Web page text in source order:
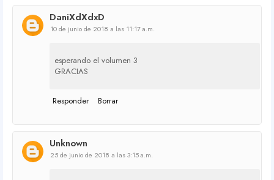
DaniXdXdxD
10 de junio de 2018 a las 11:17 a.m.
esperando el volumen 3
GRACIAS
Responder Borrar
Unknown
25 de junio de 2018 a las 3:15 a.m.